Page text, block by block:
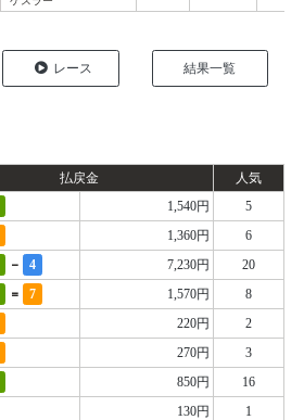
レース 結果一覧
払戻金
人気
1,540円
5
1,360円
6
- 4 7,230円
20
= 7 1,570円 8
220円
2
270円
3
850円
16
130円 1